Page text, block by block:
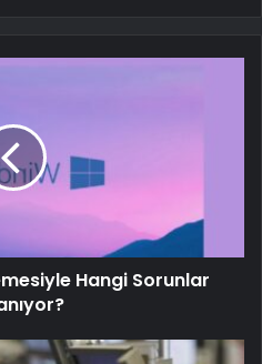
Hangi Sorunlar